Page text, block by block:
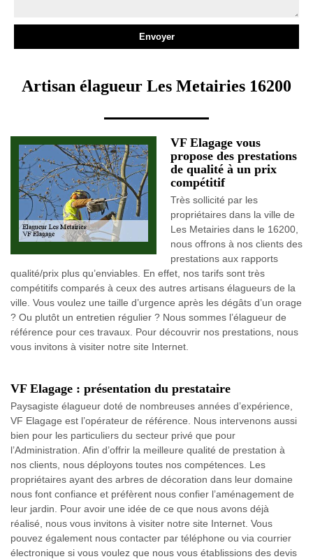
Artisan élagueur Les Metairies 16200
VF Elagage vous
propose des prestations
de qualité à un prix
compétitif
Très sollicité par les
propriétaires dans la ville de
Les Metairies dans le 16200,
nous offrons à nos clients des
prestations aux rapports
qualité/prix plus qu’enviables. En effet, nos tarifs sont très
compétitifs comparés à ceux des autres artisans élagueurs de la
ville. Vous voulez une taille d’urgence après les dégâts d’un orage
? Ou plutôt un entretien régulier ? Nous sommes l’élagueur de
référence pour ces travaux. Pour découvrir nos prestations, nous
vous invitons à visiter notre site Internet.
VF Elagage : présentation du prestataire
Paysagiste élagueur doté de nombreuses années d’expérience,
VF Elagage est l’opérateur de référence. Nous intervenons aussi
bien pour les particuliers du secteur privé que pour
l’Administration. Afin d’offrir la meilleure qualité de prestation à
nos clients, nous déployons toutes nos compétences. Les
propriétaires ayant des arbres de décoration dans leur domaine
nous font confiance et préfèrent nous confier l’aménagement de
leur jardin. Pour avoir une idée de ce que nous avons déjà
réalisé, nous vous invitons à visiter notre site Internet. Vous
pouvez également nous contacter par téléphone ou via courrier
électronique si vous voulez que nous vous établissions des devis